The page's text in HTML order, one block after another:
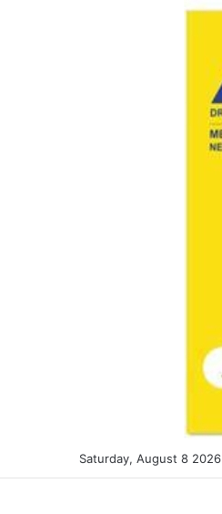
Saturday, August 8 2026